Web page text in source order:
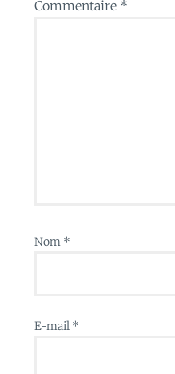
Commentaire *
Nom *
E-mail *